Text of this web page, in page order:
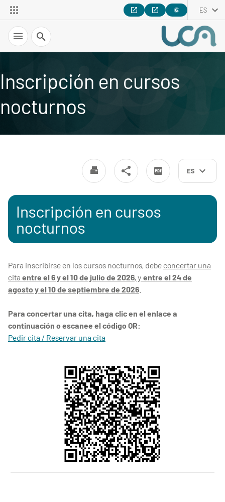
ES
Recherche
Inscripción en cursos
nocturnos
ES
Inscripción en cursos
nocturnos
Para inscribirse en los cursos nocturnos, debe concertar una
cita entre el 6 y el 10 de julio de 2026, y entre el 24 de
agosto y el 10 de septiembre de 2026
Para concertar una cita, haga clic en el enlace a
continuación o escanee el código QR:
Pedir cita / Reservar una cita